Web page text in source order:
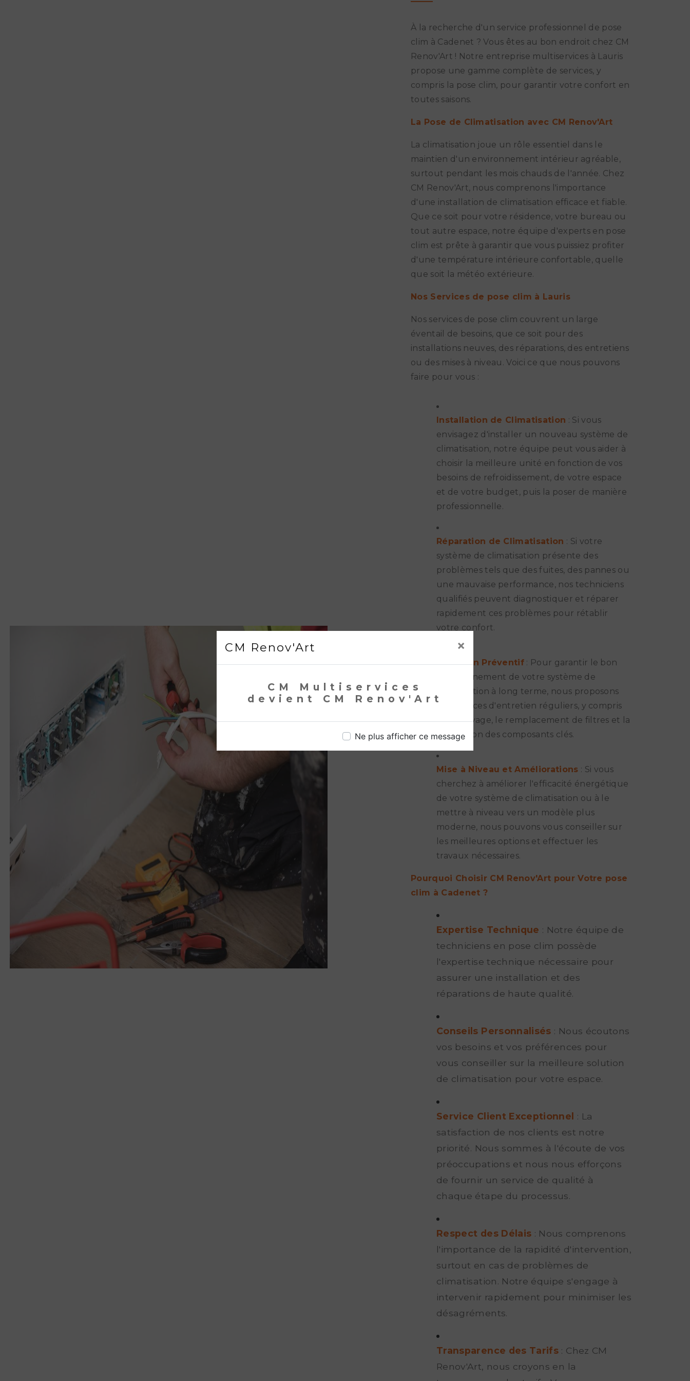
CM Renov'Art ×
CM Multiservices
devient CM Renov'Art
Ne plus afficher ce message
À la recherche d'un service professionnel de pose
clim à Cadenet ? Vous êtes au bon endroit chez CM
Renov'Art ! Notre entreprise multiservices à Lauris
propose une gamme complète de services, y
compris la pose clim, pour garantir votre confort en
toutes saisons.
La Pose de Climatisation avec CM Renov'Art
La climatisation joue un rôle essentiel dans le
maintien d'un environnement intérieur agréable,
surtout pendant les mois chauds de l'année. Chez
CM Renov'Art, nous comprenons l'importance
d'une installation de climatisation efficace et fiable.
Que ce soit pour votre résidence, votre bureau ou
tout autre espace, notre équipe d'experts en pose
clim est prête à garantir que vous puissiez profiter
d'une température intérieure confortable, quelle
que soit la météo extérieure.
Nos Services de pose clim à Lauris
Nos services de pose clim couvrent un large
éventail de besoins, que ce soit pour des
installations neuves, des réparations, des entretiens
ou des mises à niveau. Voici ce que nous pouvons
faire pour vous :
Installation de Climatisation : Si vous
envisagez d'installer un nouveau système de
climatisation, notre équipe peut vous aider à
choisir la meilleure unité en fonction de vos
besoins de refroidissement, de votre espace
et de votre budget, puis la poser de manière
professionnelle.
Réparation de Climatisation : Si votre
système de climatisation présente des
problèmes tels que des fuites, des pannes ou
une mauvaise performance, nos techniciens
qualifiés peuvent diagnostiquer et réparer
rapidement ces problèmes pour rétablir
votre confort.
Entretien Préventif : Pour garantir le bon
fonctionnement de votre système de
climatisation à long terme, nous proposons
des services d'entretien réguliers, y compris
le nettoyage, le remplacement de filtres et la
vérification des composants clés.
Mise à Niveau et Améliorations : Si vous
cherchez à améliorer l'efficacité énergétique
de votre système de climatisation ou à le
mettre à niveau vers un modèle plus
moderne, nous pouvons vous conseiller sur
les meilleures options et effectuer les
travaux nécessaires.
Pourquoi Choisir CM Renov'Art pour Votre pose
clim à Cadenet ?
Expertise Technique : Notre équipe de
techniciens en pose clim possède
l'expertise technique nécessaire pour
assurer une installation et des
réparations de haute qualité.
Conseils Personnalisés : Nous écoutons
vos besoins et vos préférences pour
vous conseiller sur la meilleure solution
de climatisation pour votre espace.
Service Client Exceptionnel
: La
satisfaction de nos clients est notre
priorité. Nous sommes à l'écoute de vos
préoccupations et nous nous efforçons
de fournir un service de qualité à
chaque étape du processus.
Respect des Délais : Nous comprenons
l'importance de la rapidité d'intervention,
surtout en cas de problèmes de
climatisation. Notre équipe s'engage à
intervenir rapidement pour minimiser les
désagréments.
Transparence des Tarifs : Chez CM
Renov'Art, nous croyons en la